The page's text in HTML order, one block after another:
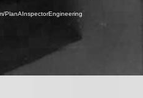
PlanAInspectorEngineering